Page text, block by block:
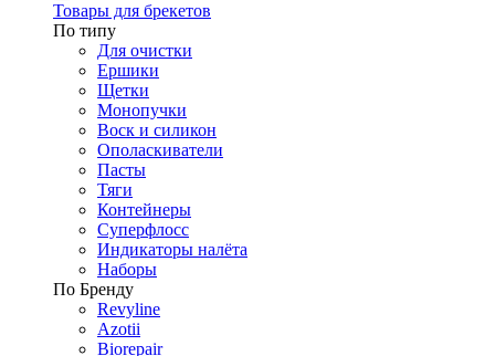
Товары для брекетов
По типу
Для очистки
Ершики
Щетки
Монопучки
Воск и силикон
Ополаскиватели
Пасты
Тяги
Контейнеры
Суперфлосс
Индикаторы налёта
Наборы
По Бренду
Revyline
Azotii
Biorepair